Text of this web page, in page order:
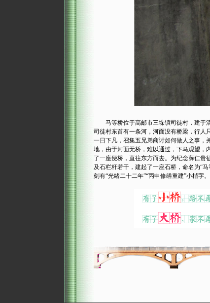
马等桥位于高邮市三垛镇司徒村，建于清
司徒村东首有一条河，河面没有桥梁，行人
一日下凡，召集五兄弟商讨如何做人之事，
地，由于河面无桥，难以通过，下马观望，
了一座便桥，直往东方而去。为纪念薛仁
及石栏杆若干，建起了一座石桥，命名为“
刻有“光绪二十二年”“丙申修缮重建”小楷字